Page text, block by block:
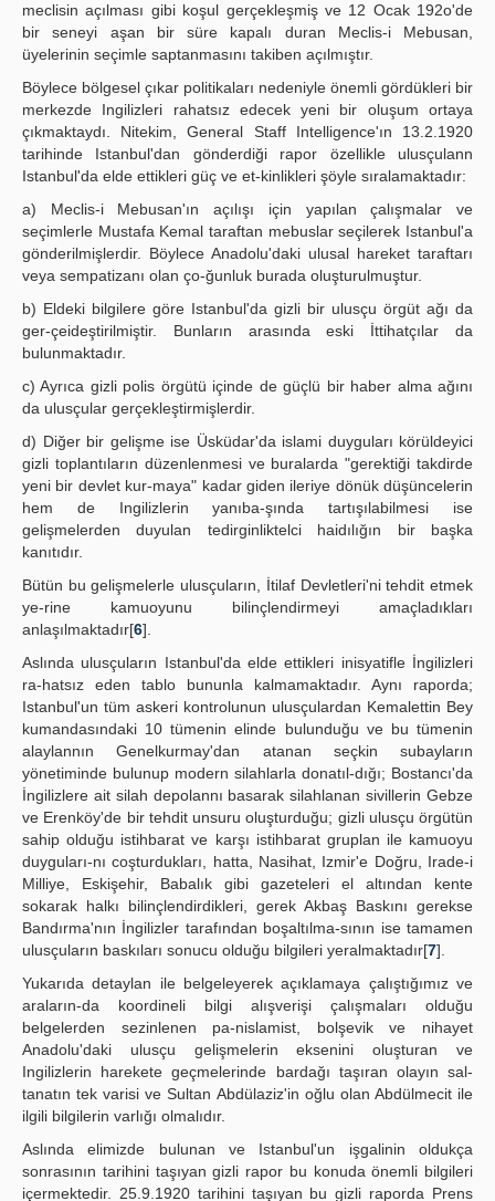
meclisin açılması gibi koşul gerçekleşmiş ve 12 Ocak 192o'de
bir seneyi aşan bir süre kapalı duran Meclis-i Mebusan,
üyelerinin seçimle saptanmasını takiben açılmıştır.
Böylece bölgesel çıkar politikaları nedeniyle önemli gördükleri bir
merkezde Ingilizleri rahatsız edecek yeni bir oluşum ortaya
çıkmaktaydı. Nitekim, General Staff Intelligence'ın 13.2.1920
tarihinde Istanbul'dan gönderdiği rapor özellikle ulusçulann
Istanbul'da elde ettikleri güç ve et-kinlikleri şöyle sıralamaktadır:
a) Meclis-i Mebusan'ın açılışı için yapılan çalışmalar ve
seçimlerle Mustafa Kemal taraftan mebuslar seçilerek Istanbul'a
gönderilmişlerdir. Böylece Anadolu'daki ulusal hareket taraftarı
veya sempatizanı olan ço-ğunluk burada oluşturulmuştur.
b) Eldeki bilgilere göre Istanbul'da gizli bir ulusçu örgüt ağı da
ger-çeideştirilmiştir. Bunların arasında eski İttihatçılar da
bulunmaktadır.
c) Ayrıca gizli polis örgütü içinde de güçlü bir haber alma ağını
da ulusçular gerçekleştirmişlerdir.
d) Diğer bir gelişme ise Üsküdar'da islami duyguları körüldeyici
gizli toplantıların düzenlenmesi ve buralarda "gerektiği takdirde
yeni bir devlet kur-maya" kadar giden ileriye dönük düşüncelerin
hem de Ingilizlerin yanıba-şında tartışılabilmesi ise
gelişmelerden duyulan tedirginliktelci haidılığın bir başka
kanıtıdır.
Bütün bu gelişmelerle ulusçuların, İtilaf Devletleri'ni tehdit etmek
ye-rine kamuoyunu bilinçlendirmeyi amaçladıkları
anlaşılmaktadır[6].
Aslında ulusçuların Istanbul'da elde ettikleri inisyatifle İngilizleri
ra-hatsız eden tablo bununla kalmamaktadır. Aynı raporda;
Istanbul'un tüm askeri kontrolunun ulusçulardan Kemalettin Bey
kumandasındaki 10 tümenin elinde bulunduğu ve bu tümenin
alaylannın Genelkurmay'dan atanan seçkin subayların
yönetiminde bulunup modern silahlarla donatıl-dığı; Bostancı'da
İngilizlere ait silah depolannı basarak silahlanan sivillerin Gebze
ve Erenköy'de bir tehdit unsuru oluşturduğu; gizli ulusçu örgütün
sahip olduğu istihbarat ve karşı istihbarat gruplan ile kamuoyu
duyguları-nı coşturdukları, hatta, Nasihat, Izmir'e Doğru, Irade-i
Milliye, Eskişehir, Babalık gibi gazeteleri el altından kente
sokarak halkı bilinçlendirdikleri, gerek Akbaş Baskını gerekse
Bandırma'nın İngilizler tarafından boşaltılma-sının ise tamamen
ulusçuların baskıları sonucu olduğu bilgileri yeralmaktadır[7].
Yukarıda detaylan ile belgeleyerek açıklamaya çalıştığımız ve
araların-da koordineli bilgi alışverişi çalışmaları olduğu
belgelerden sezinlenen pa-nislamist, bolşevik ve nihayet
Anadolu'daki ulusçu gelişmelerin eksenini oluşturan ve
Ingilizlerin harekete geçmelerinde bardağı taşıran olayın sal-
tanatın tek varisi ve Sultan Abdülaziz'in oğlu olan Abdülmecit ile
ilgili bilgilerin varlığı olmalıdır.
Aslında elimizde bulunan ve Istanbul'un işgalinin oldukça
sonrasının tarihini taşıyan gizli rapor bu konuda önemli bilgileri
içermektedir. 25.9.1920 tarihini taşıyan bu gizli raporda Prens